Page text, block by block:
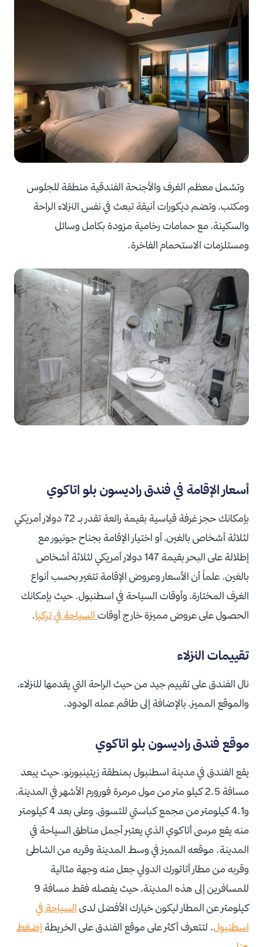
وتشمل معظم الغرف والأجنحة الفندقية منطقة للجلوس
ومكتب، وتضم ديكورات أنيقة تبعث في نفس النزلاء الراحة
والسكينة، مع حمامات رخامية مزودة بكامل وسائل
ومستلزمات الاستحمام الفاخرة.
أسعار الإقامة في فندق راديسون بلو اتاكوي
بإمكانك حجز غرفة قياسية بقيمة رائعة تقدر بـ 72 دولار أمريكي
لثلاثة أشخاص بالغين، أو اختيار الإقامة بجناح جونيور مع
إطلالة على البحر بقيمة 147 دولار أمريكي لثلاثة أشخاص
بالغين. علماً أن الأسعار وعروض الإقامة تتغير بحسب أنواع
الغرف المختارة، وأوقات السياحة في اسطنبول. حيث بإمكانك
الحصول على عروض مميزة خارج أوقات السياحة في تركيا.
تقييمات النزلاء
نال الفندق على تقييم جيد من حيث الراحة التي يقدمها للنزلاء،
والموقع المميز، بالإضافة إلى طاقم عمله الودود.
موقع فندق راديسون بلو اتاكوي
يقع الفندق في مدينة اسطنبول بمنطقة زيتينبورنو، حيث يبعد
مسافة 2.5 كيلو متر من مول مرمرة فورورم الأشهر في المدينة،
و4.1 كيلومتر من مجمع كباستي للتسوق، وعلى بعد 4 كيلومتر
منه يقع مرسى أتاكوي الذي يعتبر أجمل مناطق السياحة في
المدينة. موقعه المميز في وسط المدينة وقربه من الشاطئ
وقربه من مطار أتاتورك الدولي جعل منه وجهة مثالية
للمسافرين إلى هذه المدينة، حيث يفصله فقط مسافة 9
كيلومتر عن المطار ليكون خيارك الأفضل لدى السياحة في
اسطنبول. لتتعرف أكثر على موقع الفندق على الخريطة إضغط